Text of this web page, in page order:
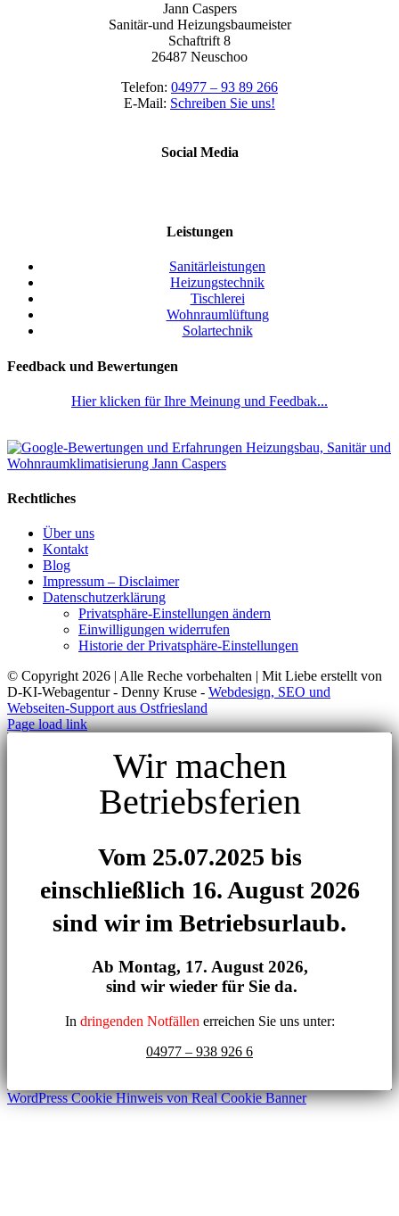
Jann Caspers
Sanitär-und Heizungsbaumeister
Schaftrift 8
26487 Neuschoo
Telefon: 04977 – 93 89 266
E-Mail: Schreiben Sie uns!
Social Media
Leistungen
Sanitärleistungen
Heizungstechnik
Tischlerei
Wohnraumlüftung
Solartechnik
Feedback und Bewertungen
Hier klicken für Ihre Meinung und Feedbak...
Rechtliches
Über uns
Kontakt
Blog
Impressum – Disclaimer
Datenschutzerklärung
Privatsphäre-Einstellungen ändern
Einwilligungen widerrufen
Historie der Privatsphäre-Einstellungen
© Copyright 2026 | Alle Reche vorbehalten | Mit Liebe erstellt von
D-KI-Webagentur - Denny Kruse - Webdesign, SEO und
Webseiten-Support aus Ostfriesland
Page load link
Wir machen
Betriebsferien
Vom 25.07.2025 bis
einschließlich 16. August 2026
sind wir im Betriebsurlaub.
Ab Montag, 17. August 2026,
sind wir wieder für Sie da.
In dringenden Notfällen erreichen Sie uns unter:
04977 – 938 926 6
WordPress Cookie Hinweis von Real Cookie Banner